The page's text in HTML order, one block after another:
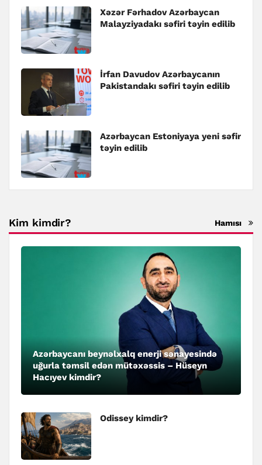
Xəzər Fərhadov Azərbaycan
Malayziyadakı səfiri təyin edilib
İrfan Davudov Azərbaycanın
Pakistandakı səfiri təyin edilib
Azərbaycan Estoniyaya yeni səfir
təyin edilib
Kim kimdir? Hamısı
Azərbaycanı beynəlxalq enerji sənayesində
uğurla təmsil edən mütəxəssis – Hüseyn
Hacıyev kimdir?
Odissey kimdir?